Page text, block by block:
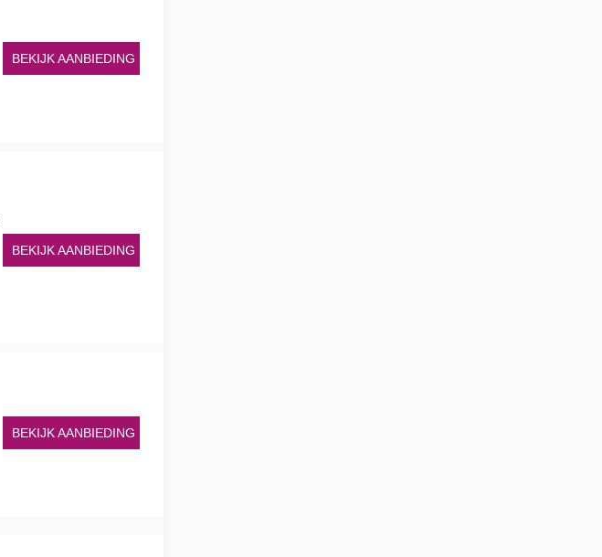
BEKIJK AANBIEDING
BEKIJK AANBIEDING
BEKIJK AANBIEDING